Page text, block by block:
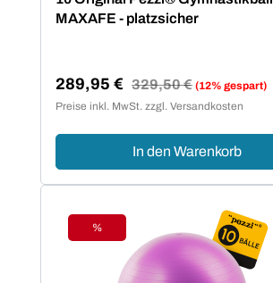
MAXAFE - platzsicher
Verkaufspreis:
289,95 € Regulärer Preis:
329,50 € (12% gespart)
Preise inkl. MwSt. zzgl. Versandkosten
In den Warenkorb
Rabatt
%